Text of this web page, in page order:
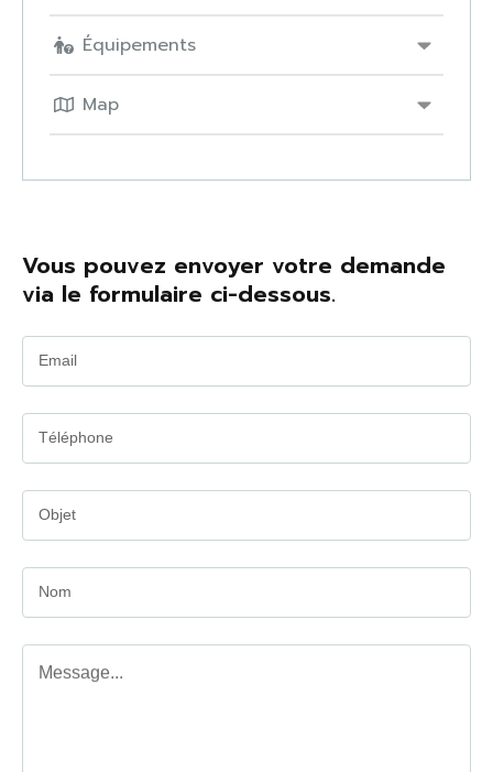
Équipements
Map
Vous pouvez envoyer votre demande
via le formulaire ci-dessous.